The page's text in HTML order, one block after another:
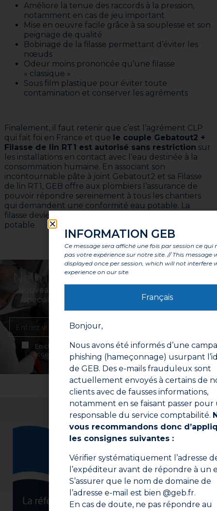
Améliore la tenue des raccords à la pression,
notamment en cas de jeu important
Mise en oeuvre facile grâce à sa souplesse et son
peignage de qualité
Bobinage de la filasse permettant d’éviter les
nœuds
Odeur moins prononcée qu’une filasse
« classique »
Sous film plastique pour éviter toute
contamination et conserver les agréments
Finalement, il faut retenir que c’est l’agrément CLP
qui fait foi en France et que le couple Gebatout2 +
Filasse de lin RT1 est autorisé sans restriction sur
les installations en contact avec l’eau destinée à la
consommation humaine. En associant son
incontournable pâte à joint Gebatout2 et sa Filasse
de lin RT1, GEB offre aux plombiers l’assurance de
pouvoir répondre sereinement à tous les chantiers
qui demandent une conformité eau potable. La
filasse devient alors autorisée dans les réseaux d’eau
potable.
Ne manquez aucune actualité
Nouveaux produits, conseils d’experts et offres
spéciales directement dans votre boîte mail.
En cliquant sur "S'inscrire", vous confirmez que vous
acceptez nos Conditions Générales d'Utilisation.
INFORMATION GEB
Ce message sera affiché une fois par session ce qui
pas votre expérience sur notre site. // This message
displayed once per session, which will not interfere
experience on our site.
Français
Bonjour,
Nous avons été informés d’une
phishing (hameçonnage) usurpant
de GEB. Des e-mails frauduleux sont
actuellement envoyés à certains de
clients avec de fausses informations,
notamment en se faisant passer pour
responsable du service comptabilité.
vous recommandons donc
les consignes suivantes :
Vérifier systématiquement l’adresse
l’expéditeur avant de répondre à un
S’assurer que le nom de domaine de
l’adresse e-mail est bien @geb.fr.
En cas de doute, ne pas répondre au